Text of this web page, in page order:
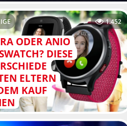
ODER ANIO
DIESE
ELTERN
KAUF
1.452